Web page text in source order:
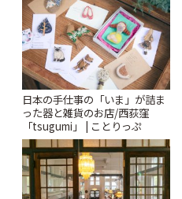
日本の手仕事の「いま」が詰ま
った器と雑貨のお店/西荻窪
「tsugumi」 | ことりっぷ